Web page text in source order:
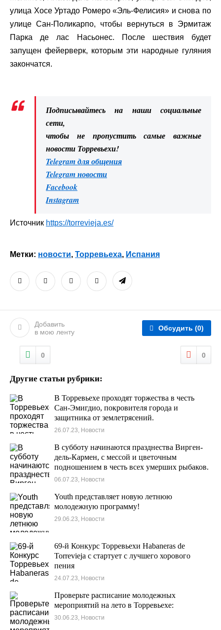
улица Хосе Уртадо Ромеро «Эль-Фелисия» и снова по
улице Сан-Поликарпо, чтобы вернуться в Эрмитаж
Парка де лас Насьонес. После шествия будет
запущен фейерверк, которым эти народные гуляния
закончатся.
Подписывайтесь на наши социальные
сети,
чтобы не пропустить самые важные
новости Торревьехи!
Telegram для общения
Telegram новости
Facebook
Instagram
Источник https://torrevieja.es/
Метки: новости, Торревьеха, Испания
Добавить
в мою ленту
Обсудить (0)
0 0
Другие статьи рубрики:
В Торревьехе проходят торжества в честь
Сан-Эмигдио, покровителя города и
защитника от землетрясений.
26.07.23, Новости
В субботу начинаются празднества Вирген-
дель-Кармен, с мессой и цветочным
подношением в честь всех умерших рыбаков.
06.07.23, Новости
Youth представляет новую летнюю
молодежную программу!
29.06.23, Новости
69-й Конкурс Торревьехи Habaneras de
Torrevieja с стартует с лучшего хорового
пения
24.07.23, Новости
Проверьте расписание молодежных
мероприятий на лето в Торревьехе:
30.06.23, Новости